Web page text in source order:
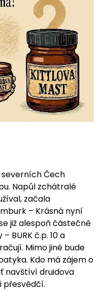
Čech
Napůl zchátralé
začala
– Krásná nyní
již alespoň částečně
BURK č.p. 10 a
Mimo jiné bude
Kdo má zájem o
navštíví druidova
přesvědčí.